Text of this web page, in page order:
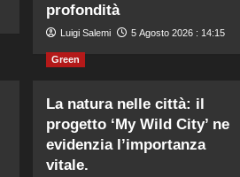
profondità
Luigi Salemi 5 Agosto 2026 : 14:15
Green
La natura nelle città: il
progetto ‘My Wild City’ ne
evidenzia l’importanza
vitale.